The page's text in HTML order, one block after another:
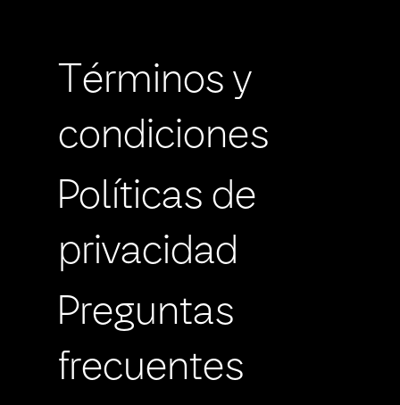
Términos y
condiciones
Políticas de
privacidad
Preguntas
frecuentes